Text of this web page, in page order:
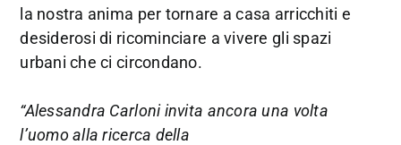
la nostra anima per tornare a casa arricchiti e
desiderosi di ricominciare a vivere gli spazi
urbani che ci circondano.
“Alessandra Carloni invita ancora una volta
l’uomo alla ricerca della